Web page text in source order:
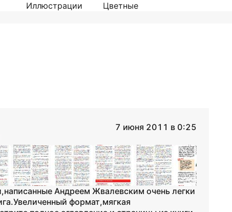
Иллюстрации
Цветные
7 июня 2011 в 0:25
Андреем Жвалевским очень легки
формат,мягкая